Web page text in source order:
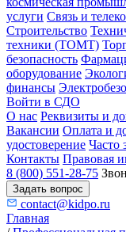
услуги Связь и
Строительство
техники (ТОМТ)
безопасность
оборудование
финансы
Войти в СДО
О нас Реквизиты и
Вакансии Оплата и
удостоверение Часто
Контакты Правовая
8 (800) 551-28-75
Задать вопрос
contact@kidpo.ru
Главная